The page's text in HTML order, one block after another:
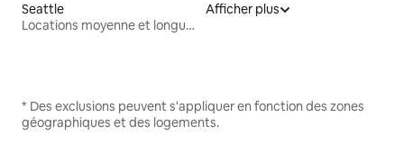
Seattle
Locations moyenne et longue durée
Afficher plus
* Des exclusions peuvent s'appliquer en fonction des zones
géographiques et des logements.